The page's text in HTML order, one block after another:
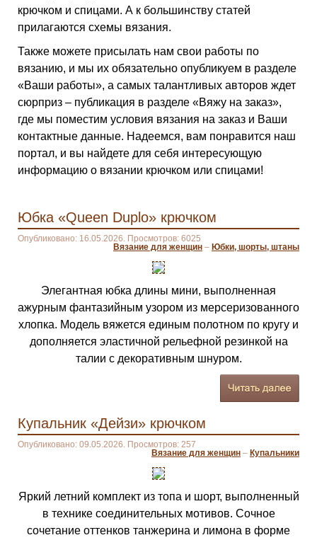
крючком и спицами. А к большинству статей
прилагаются схемы вязания.
Также можете присылать нам свои работы по
вязанию, и мы их обязательно опубликуем в разделе
«Ваши работы», а самых талантливых авторов ждет
сюрприз – публикация в разделе «Вяжу на заказ»,
где мы поместим условия вязания на заказ и Ваши
контактные данные. Надеемся, вам понравится наш
портал, и вы найдете для себя интересующую
информацию о вязании крючком или спицами!
Юбка «Queen Duplo» крючком
Опубликовано: 16.05.2026. Просмотров: 6025
Вязание для женщин – Юбки, шорты, штаны
Элегантная юбка длины мини, выполненная
ажурным фантазийным узором из мерсеризованного
хлопка. Модель вяжется единым полотном по кругу и
дополняется эластичной рельефной резинкой на
талии с декоративным шнуром.
Купальник «Дейзи» крючком
Опубликовано: 09.05.2026. Просмотров: 257
Вязание для женщин – Купальники
Яркий летний комплект из топа и шорт, выполненный
в технике соединительных мотивов. Сочное
сочетание оттенков танжерина и лимона в форме